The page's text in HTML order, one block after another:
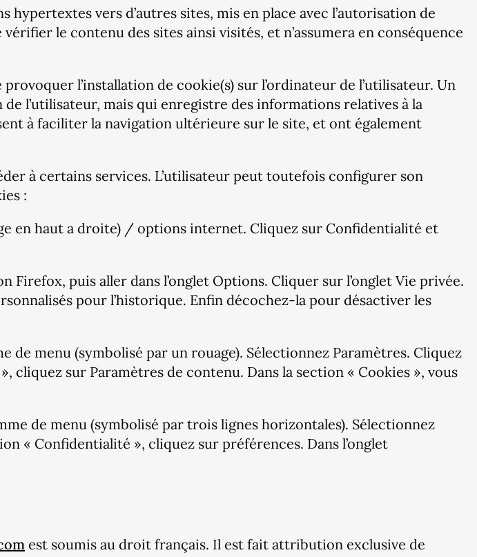
vers d’autres sites, mis en place avec l’autorisation de
le contenu des sites ainsi visités, et n’assumera en conséquence
l’installation de cookie(s) sur l’ordinateur de l’utilisateur. Un
l’utilisateur, mais qui enregistre des informations relatives à la
à faciliter la navigation ultérieure sur le site, et ont également
à certains services. L’utilisateur peut toutefois configurer son
:
en haut a droite) / options internet. Cliquez sur Confidentialité et
puis aller dans l’onglet Options. Cliquer sur l’onglet Vie privée.
pour l’historique. Enfin décochez-la pour désactiver les
menu (symbolisé par un rouage). Sélectionnez Paramètres. Cliquez
cliquez sur Paramètres de contenu. Dans la section « Cookies », vous
de menu (symbolisé par trois lignes horizontales). Sélectionnez
« Confidentialité », cliquez sur préférences. Dans l’onglet
est soumis au droit français. Il est fait attribution exclusive de